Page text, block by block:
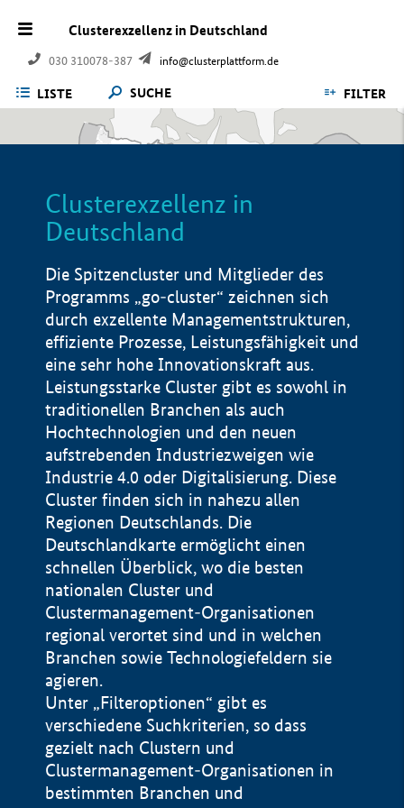
Clusterexzellenz in Deutschland
030 310078-387 info@clusterplattform.de
LISTE SUCHE FILTER
Clusterexzellenz in
Deutschland
Die Spitzencluster und Mitglieder des
Programms „go-cluster“ zeichnen sich
durch exzellente Managementstrukturen,
effiziente Prozesse, Leistungsfähigkeit und
eine sehr hohe Innovationskraft aus.
Leistungsstarke Cluster gibt es sowohl in
traditionellen Branchen als auch
Hochtechnologien und den neuen
aufstrebenden Industriezweigen wie
Industrie 4.0 oder Digitalisierung. Diese
Cluster finden sich in nahezu allen
Regionen Deutschlands. Die
Deutschlandkarte ermöglicht einen
schnellen Überblick, wo die besten
nationalen Cluster und
Clustermanagement-Organisationen
regional verortet sind und in welchen
Branchen sowie Technologiefeldern sie
agieren.
Unter „Filteroptionen“ gibt es
verschiedene Suchkriterien, so dass
gezielt nach Clustern und
Clustermanagement-Organisationen in
bestimmten Branchen und
Impressum
Datenschutzerklärung
BMWE, 2026 ©
100 km © Geobasis-DE / BKG 2015